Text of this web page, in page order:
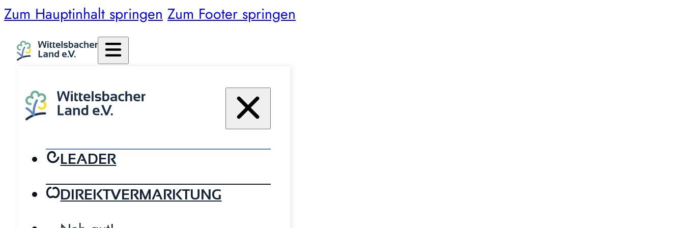
Zum Hauptinhalt springen Zum Footer springen
LEADER
DIREKTVERMARKTUNG